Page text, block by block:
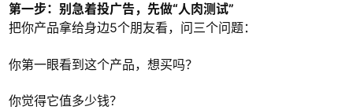
第一步：别急着投广告，先做“人肉测试”
把你产品拿给身边5个朋友看，问三个问题：
你第一眼看到这个产品，想买吗？
你觉得它值多少钱？